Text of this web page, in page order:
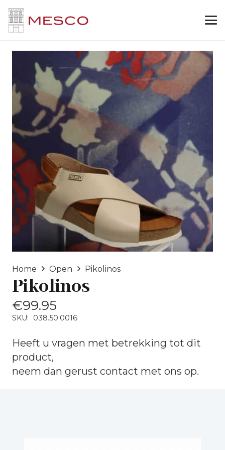
Home Open Pikolinos
Pikolinos
€99.95
SKU: 038.50.0016
Heeft u vragen met betrekking tot dit
product,
neem dan gerust contact met ons op.